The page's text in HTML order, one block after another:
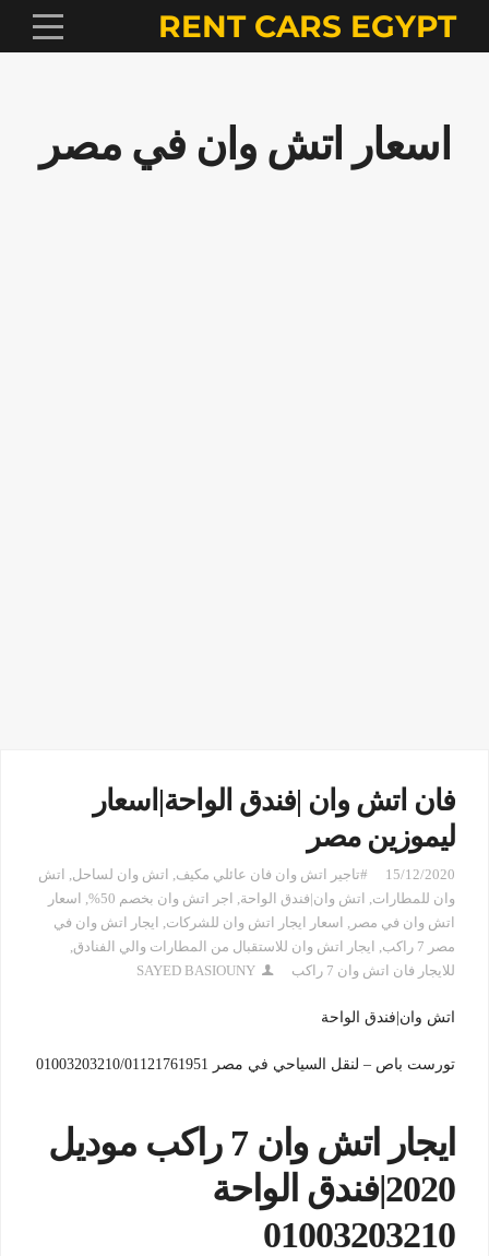
RENT CARS EGYPT
اسعار اتش وان في مصر
فان اتش وان |فندق الواحة|اسعار
ليموزين مصر
15/12/2020 #تاجير اتش وان فان عائلي مكيف, اتش وان لساحل, اتش
وان للمطارات, اتش وان|فندق الواحة, اجر اتش وان بخصم 50% , اسعار
اتش وان في مصر , اسعار ايجار اتش وان للشركات, ايجار اتش وان في
مصر 7 راكب
, ايجار اتش وان للاستقبال من المطارات والي الفنادق,
للايجار فان اتش وان 7 راكب
SAYED BASIOUNY
اتش وان|فندق الواحة
تورست باص – لنقل السياحي في مصر 01003203210/01121761951
ايجار اتش وان 7 راكب موديل
2020|فندق الواحة
01003203210